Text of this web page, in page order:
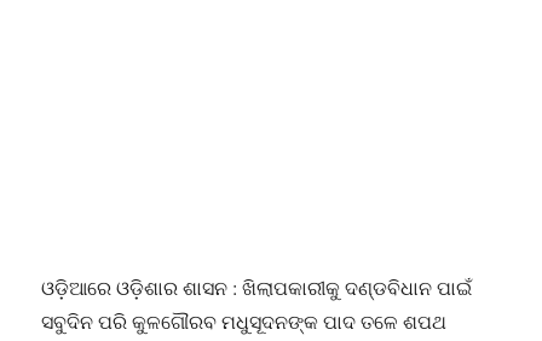
ଓଡ଼ିଆରେ ଓଡ଼ିଶାର ଶାସନ : ଖିଲାପକାରୀକୁ ଦଣ୍ଡବିଧାନ ପାଇଁ
ସବୁଦିନ ପରି କୁଳଗୌରବ ମଧୁସୂଦନଙ୍କ ପାଦ ତଳେ ଶପଥ